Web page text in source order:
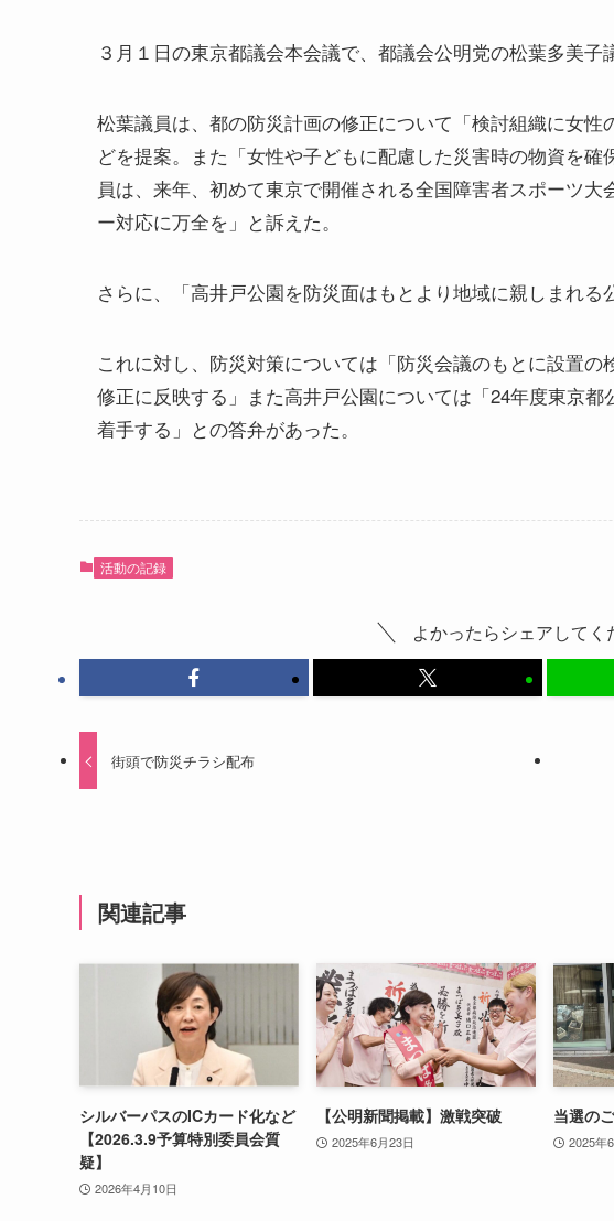
３月１日の東京都議会本会議で、都議会公明党の松葉多美子
松葉議員は、都の防災計画の修正について「検討組織に女
どを提案。また「女性や子どもに配慮した災害時の物資を
員は、来年、初めて東京で開催される全国障害者スポーツ
ー対応に万全を」と訴えた。
さらに、「高井戸公園を防災面はもとより地域に親しまれる
これに対し、防災対策については「防災会議のもとに設置の
修正に反映する」また高井戸公園については「24年度東京
着手する」との答弁があった。
活動の記録
よかったらシェアしてく
街頭で防災チラシ配布
関連記事
シルバーパスのICカード化など
【2026.3.9予算特別委員会質
疑】
2026年4月10日
【公明新聞掲載】激戦突破
2025年6月23日
当選の
2025年